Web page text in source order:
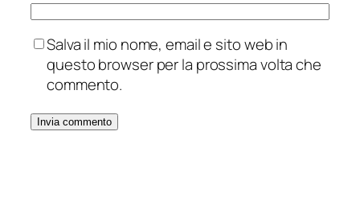
Salva il mio nome, email e sito web in
questo browser per la prossima volta che
commento.